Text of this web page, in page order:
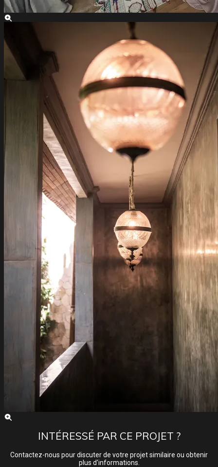
INTÉRESSÉ PAR CE PROJET ?
Contactez-nous pour discuter de votre projet similaire ou obtenir
plus d'informations.